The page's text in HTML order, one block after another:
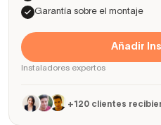
Garantía sobre el montaje
Añadir
Instaladores expertos
+120 clientes